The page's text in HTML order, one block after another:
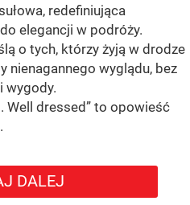
redefiniująca
elegancji w podróży.
o tych, którzy żyją w drodze
nienagannego wyglądu, bez
wygody.
Well dressed” to opowieść
DALEJ